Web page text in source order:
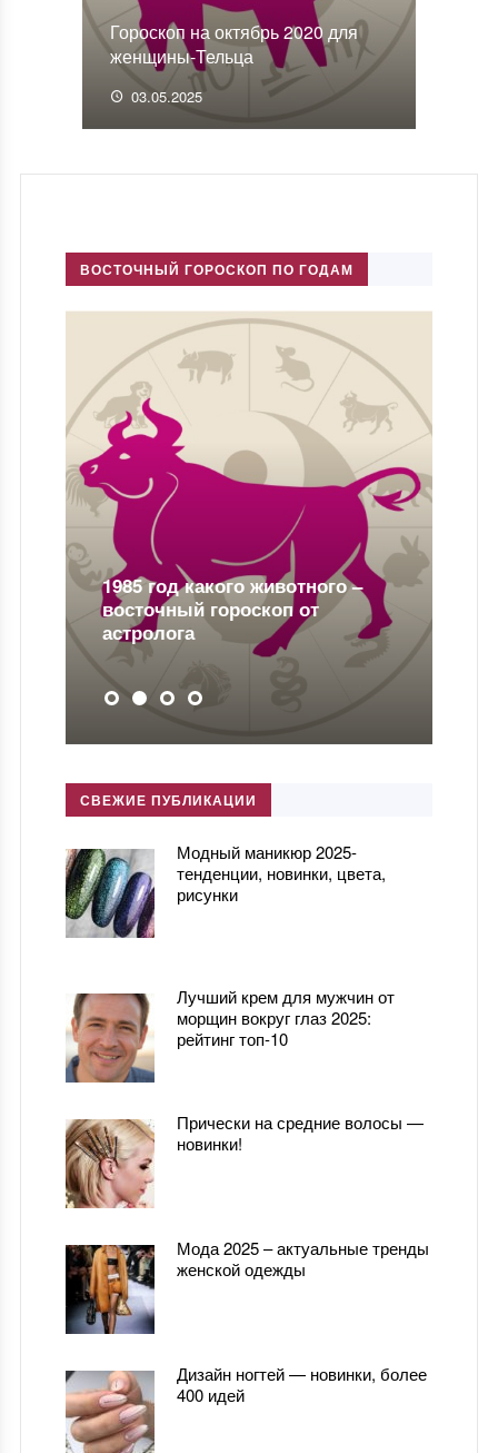
Гороскоп на октябрь 2020 для
женщины-Тельца
03.05.2025
ВОСТОЧНЫЙ ГОРОСКОП ПО ГОДАМ
1985 год какого животного –
восточный гороскоп от
астролога
СВЕЖИЕ ПУБЛИКАЦИИ
Модный маникюр 2025-
тенденции, новинки, цвета,
рисунки
Лучший крем для мужчин от
морщин вокруг глаз 2025:
рейтинг топ-10
Прически на средние волосы —
новинки!
Мода 2025 – актуальные тренды
женской одежды
Дизайн ногтей — новинки, более
400 идей